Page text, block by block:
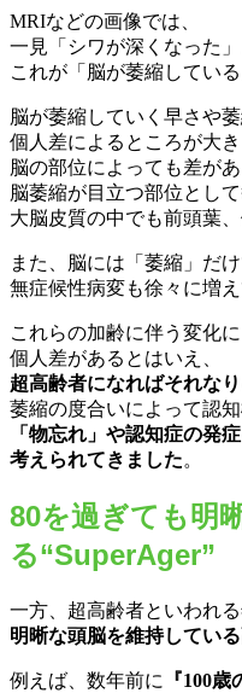
MRIなどの画像では、
一見「シワが深くなった
これが「脳が萎縮している
脳が萎縮していく早さや萎
個人差によるところが大き
脳の部位によっても差があ
脳萎縮が目立つ部位とし
大脳皮質の中でも前頭葉
また、脳には「萎縮」だけ
無症候性病変も徐々に増え
これらの加齢に伴う変化に
個人差があるとはいえ、
超高齢者になればそれな
萎縮の度合いによって認知
「物忘れ」や認知症の発
考えられてきました。
80を過ぎても明
る“SuperAger”
一方、超高齢者といわれる
明晰な頭脳を維持してい
例えば、数年前に 『100歳